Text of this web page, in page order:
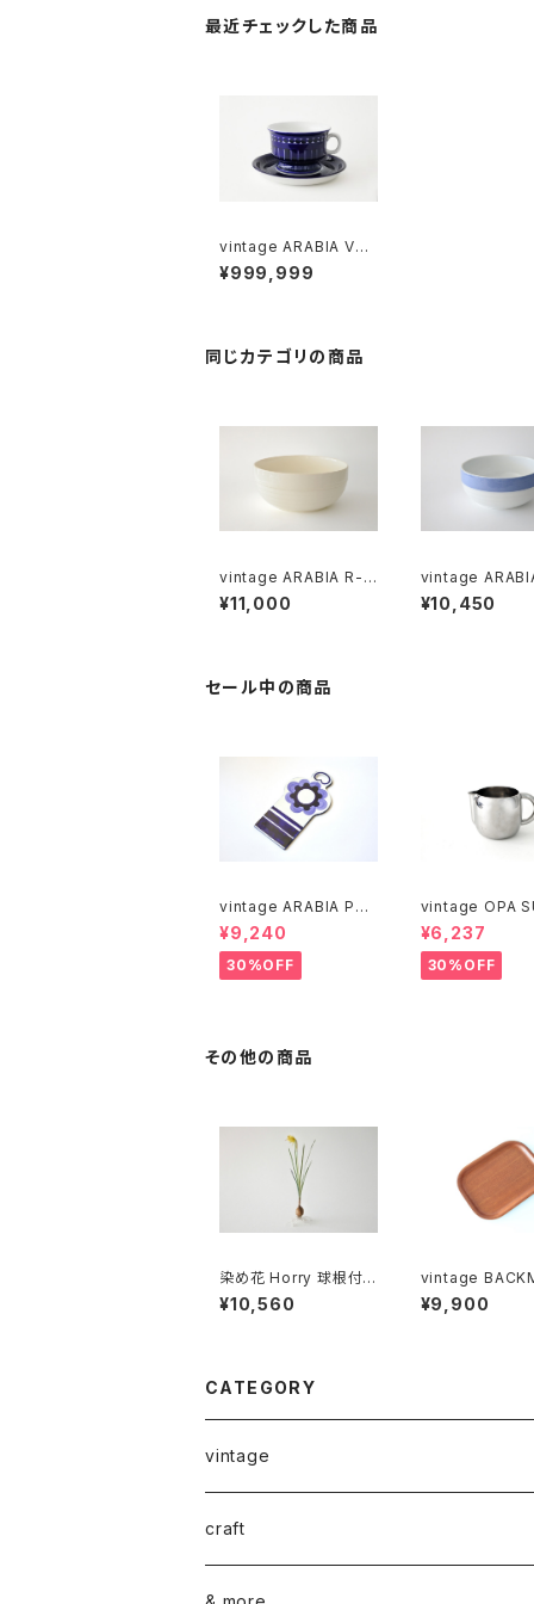
最近チェックした商品
vintage ARABIA VAL
ENCIA tea cup & sa
ucer B / ヴィンテージ
¥999,999
同じカテゴリの商品
vintage ARABIA R-m
odel bowl / オールド
アラビア ボウル アイボ
¥11,000
vintage
VALKO R-
wl / オールドアラビア
¥10,450
セール中の商品
vintage ARABIA PAJ
U cutting boad / ヴィ
ンテージ アラビア パユ
カッティングボード
¥9,240
30%OFF
vintage OPA
stainless milk
er M / ヴィンテージ オ
ーパ スオミ ステ
ミルクピッチャ
¥6,237
30%OFF
その他の商品
染め花 Horry 球根付き
原種のスイセン (1輪)
¥10,560
vintage
eak plywood
3 / ヴィンテージ バック
¥9,900
CATEGORY
vintage
ceramics
ARABIA
glass
craft
染め花Horry